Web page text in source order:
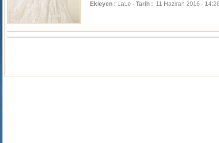
Ekleyen : LaLe -Tarih : 11 Haziran 2016 -